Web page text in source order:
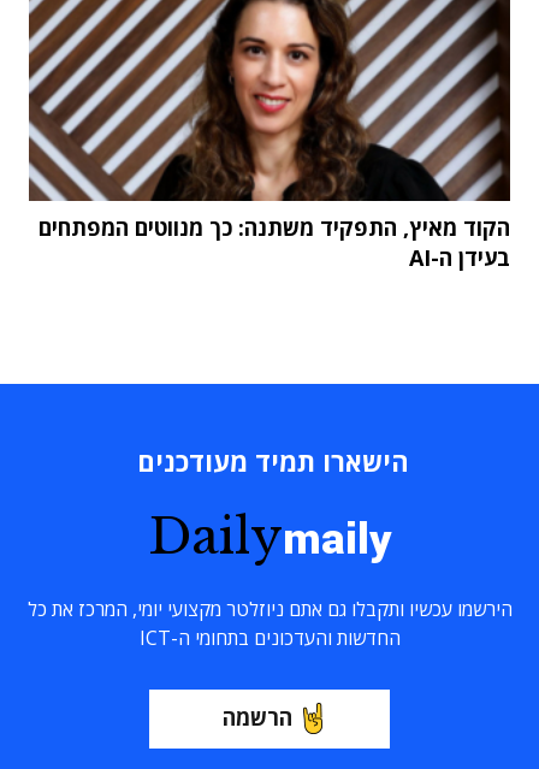
הקוד מאיץ, התפקיד משתנה: כך מנווטים המפתחים
בעידן ה-AI
הישארו תמיד מעודכנים
Dailymaily
הירשמו עכשיו ותקבלו גם אתם ניוזלטר מקצועי יומי, המרכז את כל
החדשות והעדכונים בתחומי ה-ICT
הרשמה